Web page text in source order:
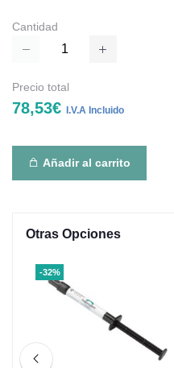
Cantidad
Precio total
78,53€ I.V.A Incluido
Añadir al carrito
Otras Opciones
-32%